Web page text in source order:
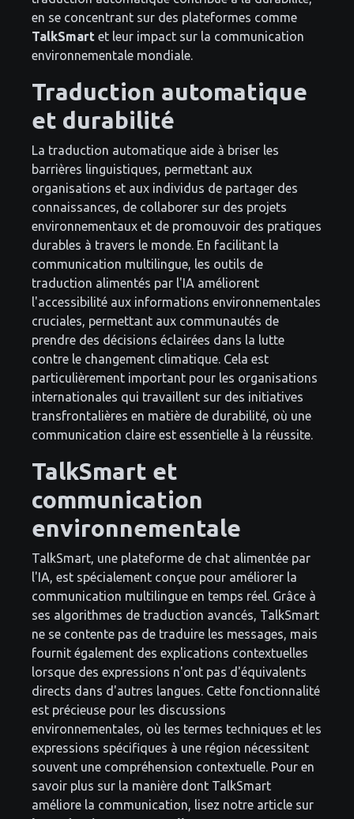
en se concentrant sur des plateformes comme
TalkSmart et leur impact sur la communication
environnementale mondiale.
Traduction automatique
et durabilité
La traduction automatique aide à briser les
barrières linguistiques, permettant aux
organisations et aux individus de partager des
connaissances, de collaborer sur des projets
environnementaux et de promouvoir des pratiques
durables à travers le monde. En facilitant la
communication multilingue, les outils de
traduction alimentés par l'IA améliorent
l'accessibilité aux informations environnementales
cruciales, permettant aux communautés de
prendre des décisions éclairées dans la lutte
contre le changement climatique. Cela est
particulièrement important pour les organisations
internationales qui travaillent sur des initiatives
transfrontalières en matière de durabilité, où une
communication claire est essentielle à la réussite.
TalkSmart et
communication
environnementale
TalkSmart, une plateforme de chat alimentée par
l'IA, est spécialement conçue pour améliorer la
communication multilingue en temps réel. Grâce à
ses algorithmes de traduction avancés, TalkSmart
ne se contente pas de traduire les messages, mais
fournit également des explications contextuelles
lorsque des expressions n'ont pas d'équivalents
directs dans d'autres langues. Cette fonctionnalité
est précieuse pour les discussions
environnementales, où les termes techniques et les
expressions spécifiques à une région nécessitent
souvent une compréhension contextuelle. Pour en
savoir plus sur la manière dont TalkSmart
améliore la communication, lisez notre article sur